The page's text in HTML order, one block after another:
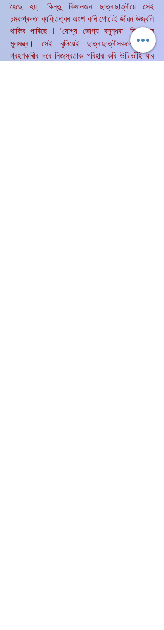
হৈছে হয়; কিন্তু কিমানজন ছাত্ৰ-ছাত্ৰীয়ে সেই
চমকপ্ৰদতা ব্যক্তিত্বৰ অংশ কৰি গোটেই জীৱন উজ্বলি
থাকিব পাৰিছে ! 'যোগ্য ভোগ্য বসুন্ধৰা' বিশ্বায়নৰ
মূলমন্ত্ৰ। সেই বুলিয়েই ছাত্ৰ-ছাত্ৰীসকলে সুবিধা
গ্ৰহণকাৰীৰ দৰে নিজস্বতাক পৰিহাৰ কৰি উটি-ভাঁহি যাব